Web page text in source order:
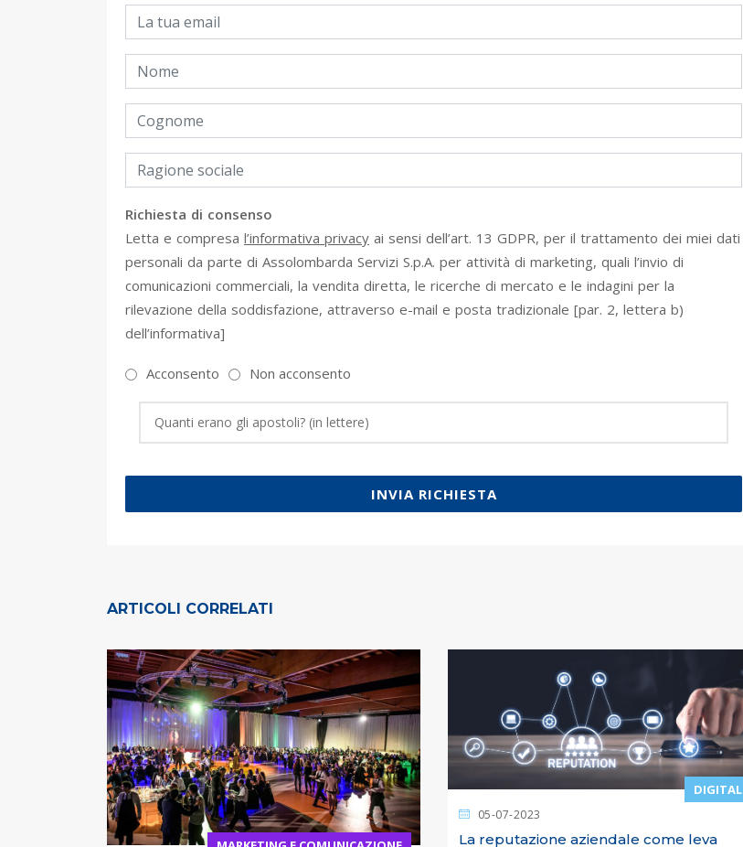
Richiesta di consenso
Letta e compresa l’informativa privacy ai sensi dell’art. 13 GDPR, per il trattamento dei miei dati
personali da parte di Assolombarda Servizi S.p.A. per attività di marketing, quali l’invio di
comunicazioni commerciali, la vendita diretta, le ricerche di mercato e le indagini per la
rilevazione della soddisfazione, attraverso e-mail e posta tradizionale [par. 2, lettera b)
dell’informativa]
Acconsento Non acconsento
INVIA RICHIESTA
ARTICOLI CORRELATI
DIGITAL
05-07-2023
La reputazione aziendale come leva